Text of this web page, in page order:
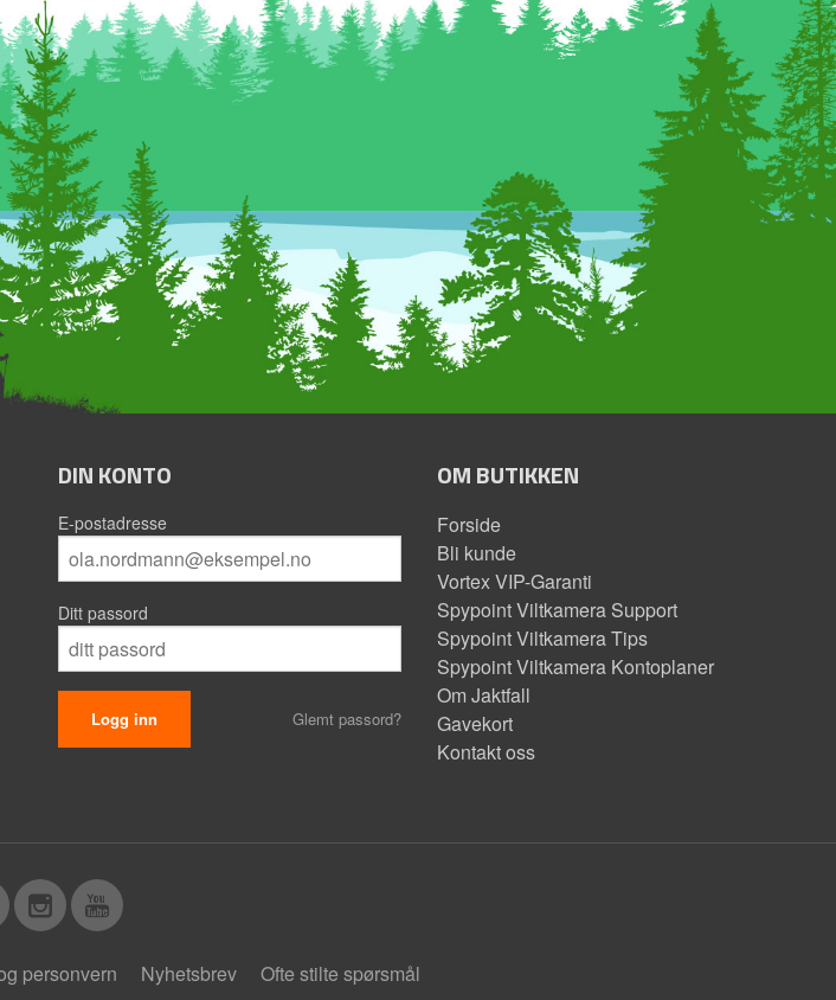
DIN KONTO
E-postadresse
Ditt passord
Glemt passord?
OM BUTIKKEN
Forside
Bli kunde
Vortex VIP-Garanti
Spypoint Viltkamera Support
Spypoint Viltkamera Tips
Spypoint Viltkamera Kontoplaner
Om Jaktfall
Gavekort
Kontakt oss
personvern Nyhetsbrev Ofte stilte spørsmål